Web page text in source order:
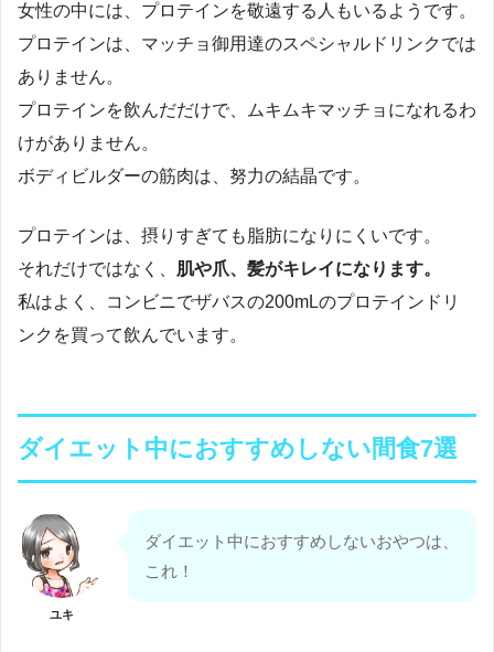
女性の中には、プロテインを敬遠する人もいるようです。
プロテインは、マッチョ御用達のスペシャルドリンクでは
ありません。
プロテインを飲んだだけで、ムキムキマッチョになれるわ
けがありません。
ボディビルダーの筋肉は、努力の結晶です。
プロテインは、摂りすぎても脂肪になりにくいです。
それだけではなく、 肌や爪、髪がキレイになります。
私はよく、コンビニでザバスの200mLのプロテインドリ
ンクを買って飲んでいます。
ダイエット中におすすめしない間食7選
ユキ
ダイエット中におすすめしないおやつは、
これ！